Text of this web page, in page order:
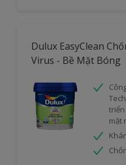
Dulux EasyClean
Virus - Bề Mặt Bóng
mặt